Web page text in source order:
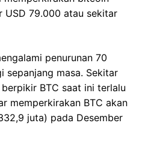
USD 79.000 atau sekitar
penurunan 70
sepanjang masa. Sekitar
BTC saat ini terlalu
memperkirakan BTC akan
juta) pada Desember